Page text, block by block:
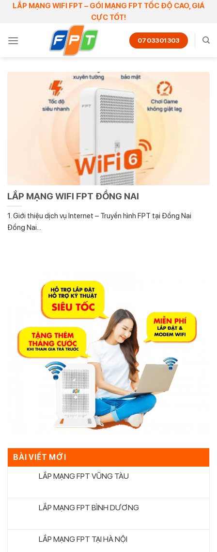
SkipLẮP MẠNG WIFI FPT – GÓI MẠNG FPT TỐC ĐỘ CAO, GIÁ
CỰC TỐT!
0703301303
LẮP MẠNG WIFI FPT ĐỒNG NAI
1. Giới thiệu dịch vụ Internet – Truyền hình FPT tại Đồng Nai
Đồng Nai...
BÀI VIẾT MỚI
LẮP MẠNG FPT VŨNG TÀU
LẮP MẠNG FPT BÌNH DƯƠNG
LẮP MẠNG FPT TẠI HÀ NỘI